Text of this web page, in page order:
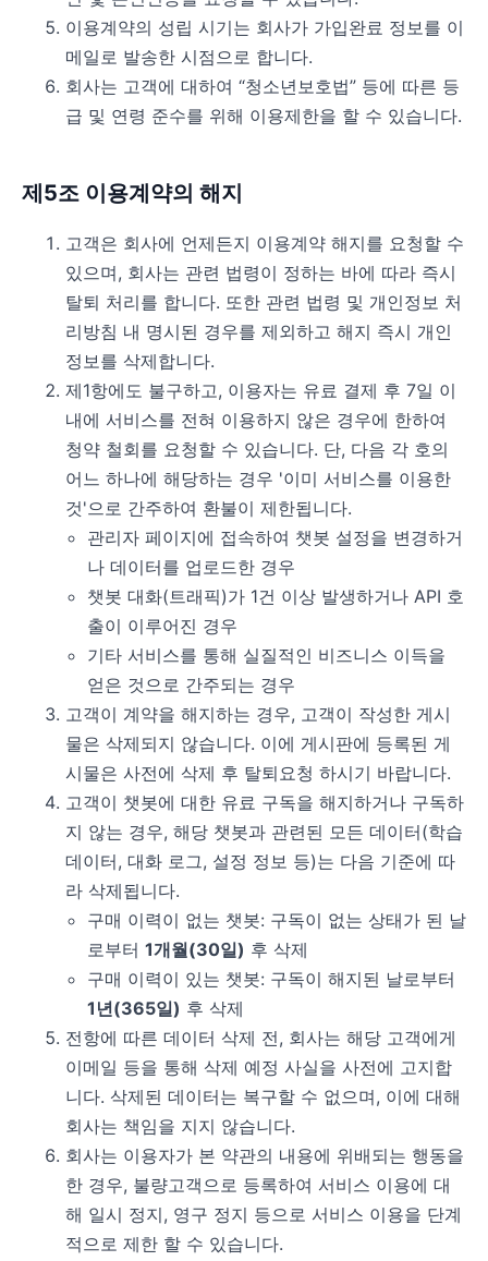
이용계약의 성립 시기는 회사가 가입완료 정보를 이
메일로 발송한 시점으로 합니다.
회사는 고객에 대하여 “청소년보호법” 등에 따른 등
급 및 연령 준수를 위해 이용제한을 할 수 있습니다.
제5조 이용계약의 해지
고객은 회사에 언제든지 이용계약 해지를 요청할 수
있으며, 회사는 관련 법령이 정하는 바에 따라 즉시
탈퇴 처리를 합니다. 또한 관련 법령 및 개인정보 처
리방침 내 명시된 경우를 제외하고 해지 즉시 개인
정보를 삭제합니다.
제1항에도 불구하고, 이용자는 유료 결제 후 7일 이
내에 서비스를 전혀 이용하지 않은 경우에 한하여
청약 철회를 요청할 수 있습니다. 단, 다음 각 호의
어느 하나에 해당하는 경우 '이미 서비스를 이용한
것'으로 간주하여 환불이 제한됩니다.
관리자 페이지에 접속하여 챗봇 설정을 변경하거
나 데이터를 업로드한 경우
챗봇 대화(트래픽)가 1건 이상 발생하거나 API 호
출이 이루어진 경우
기타 서비스를 통해 실질적인 비즈니스 이득을
얻은 것으로 간주되는 경우
고객이 계약을 해지하는 경우, 고객이 작성한 게시
물은 삭제되지 않습니다. 이에 게시판에 등록된 게
시물은 사전에 삭제 후 탈퇴요청 하시기 바랍니다.
고객이 챗봇에 대한 유료 구독을 해지하거나 구독하
지 않는 경우, 해당 챗봇과 관련된 모든 데이터(학습
데이터, 대화 로그, 설정 정보 등)는 다음 기준에 따
라 삭제됩니다.
구매 이력이 없는 챗봇: 구독이 없는 상태가 된 날
로부터 1개월(30일) 후 삭제
구매 이력이 있는 챗봇: 구독이 해지된 날로부터
1년(365일) 후 삭제
전항에 따른 데이터 삭제 전, 회사는 해당 고객에게
이메일 등을 통해 삭제 예정 사실을 사전에 고지합
니다. 삭제된 데이터는 복구할 수 없으며, 이에 대해
회사는 책임을 지지 않습니다.
회사는 이용자가 본 약관의 내용에 위배되는 행동을
한 경우, 불량고객으로 등록하여 서비스 이용에 대
해 일시 정지, 영구 정지 등으로 서비스 이용을 단계
적으로 제한 할 수 있습니다.